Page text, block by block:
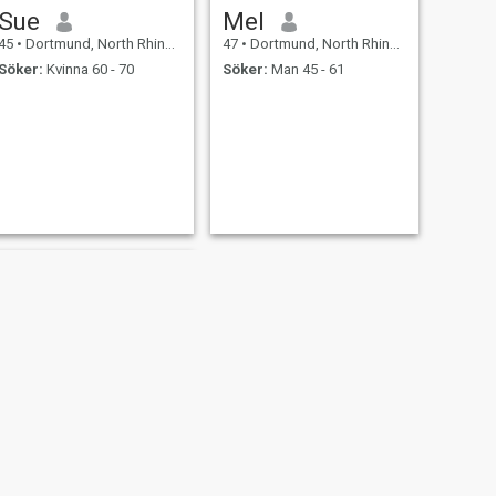
Sue
• Dortmund, North Rhine-Westphalia, Tyskland
Söker: Kvinna 60 - 70
Mel
47 • Dortmund, North Rhine-Westphalia, Tyskland
Söker: Man 45 - 61